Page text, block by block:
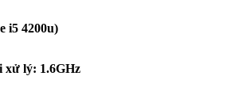
i5 4200u)
xử lý: 1.6GHz